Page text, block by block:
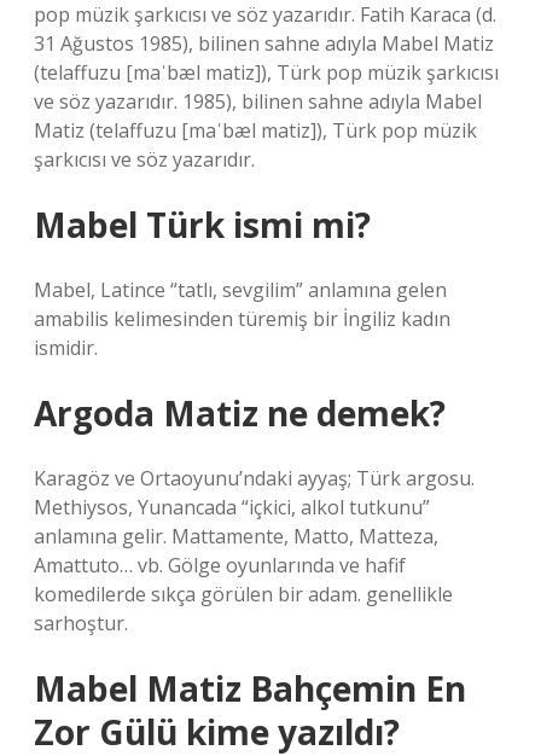
pop müzik şarkıcısı ve söz yazarıdır. Fatih Karaca (d.
31 Ağustos 1985), bilinen sahne adıyla Mabel Matiz
(telaffuzu [maˈbæl matiz]), Türk pop müzik şarkıcısı
ve söz yazarıdır. 1985), bilinen sahne adıyla Mabel
Matiz (telaffuzu [maˈbæl matiz]), Türk pop müzik
şarkıcısı ve söz yazarıdır.
Mabel Türk ismi mi?
Mabel, Latince “tatlı, sevgilim” anlamına gelen
amabilis kelimesinden türemiş bir İngiliz kadın
ismidir.
Argoda Matiz ne demek?
Karagöz ve Ortaoyunu’ndaki ayyaş; Türk argosu.
Methiysos, Yunancada “içkici, alkol tutkunu”
anlamına gelir. Mattamente, Matto, Matteza,
Amattuto… vb. Gölge oyunlarında ve hafif
komedilerde sıkça görülen bir adam. genellikle
sarhoştur.
Mabel Matiz Bahçemin En
Zor Gülü kime yazıldı?